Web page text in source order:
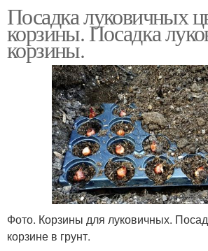
Посадка луковичных
корзины. Посадка
корзины.
Фото. Корзины для луковичных.
корзине в грунт.